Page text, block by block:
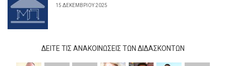
15 ΔΕΚΕΜΒΡΊΟΥ 2025
ΔΕΊΤΕ ΤΙΣ ΑΝΑΚΟΙΝΏΣΕΙΣ ΤΩΝ ΔΙΔΆΣΚΟΝΤΩΝ